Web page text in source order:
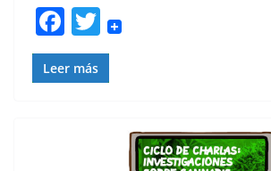
F
ac
e
T
w
itt
Leer más